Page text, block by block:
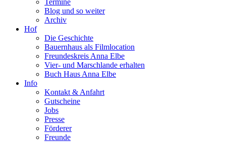
Termine
Blog und so weiter
Archiv
Hof
Die Geschichte
Bauernhaus als Filmlocation
Freundeskreis Anna Elbe
Vier- und Marschlande erhalten
Buch Haus Anna Elbe
Info
Kontakt & Anfahrt
Gutscheine
Jobs
Presse
Förderer
Freunde